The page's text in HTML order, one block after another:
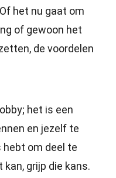
het nu gaat om
of gewoon het
de voordelen
het is een
en jezelf te
hebt om deel te
grijp die kans.